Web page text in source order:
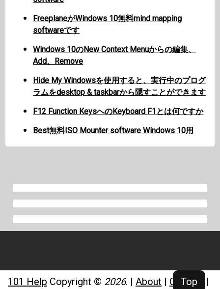
Top
FreeplaneがWindows 10無料mind mapping
softwareです
Windows 10のNew Context Menuからの編集、
Add、Remove
Hide My Windowsを使用すると、実行中のプログ
ラムをdesktop & taskbarから隠すことができます
F12 Function KeysへのKeyboard F1とは何ですか
Best無料ISO Mounter software Windows 10用
101 Help Copyright © 2026. | About | Contact |